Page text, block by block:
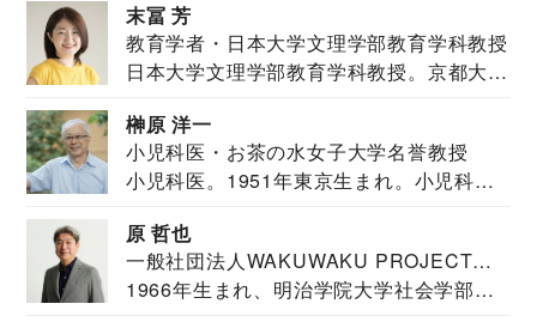
末冨 芳
教育学者・日本大学文理学部教育学科教授
日本大学文理学部教育学科教授。京都大学
榊原 洋一
小児科医・お茶の水女子大学名誉教授
小児科医。1951年東京生まれ。小児科
原 哲也
一般社団法人WAKUWAKU PROJECT
JAPAN代表・言語聴覚士・社会福祉士
1966年生まれ、明治学院大学社会学部福